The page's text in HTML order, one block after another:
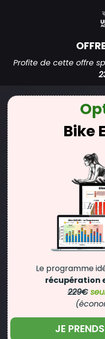
Profite de cette offre
Bike
Le programme
récupération
229€
JE